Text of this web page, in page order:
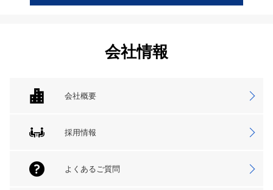
会社情報
会社概要
採用情報
よくあるご質問